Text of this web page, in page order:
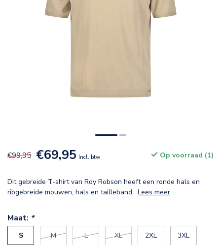
€99,95 €69,95 Incl. btw Op voorraad (1)
Dit gebreide T-shirt van Roy Robson heeft een ronde hals en
ribgebreide mouwen, hals en tailleband. Lees meer.
Maat: *
S M L XL 2XL 3XL